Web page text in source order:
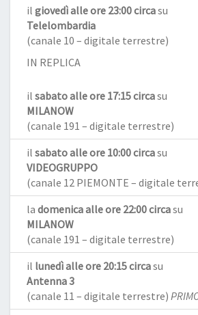
il giovedì alle ore 23:00 circasu
Telelombardia
(canale 10 – digitale terrestre)
IN REPLICA
il sabato alle ore 17:15 circasu
MILANOW
(canale 191 – digitale terrestre)
il sabato alle ore 10:00 circasu
VIDEOGRUPPO
(canale 12 PIEMONTE – digitale
la domenica alle ore 22:00 circasu
MILANOW
(canale 191 – digitale terrestre)
il lunedì alle ore 20:15 circasu
Antenna 3
(canale 11 – digitale terrestre)